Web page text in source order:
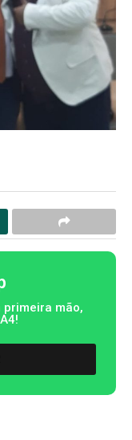
primeira mão,